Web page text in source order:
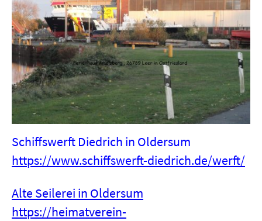
Schiffswerft Diedrich in Oldersum
https://www.schiffswerft-diedrich.de/werft/
Alte Seilerei in Oldersum
https://heimatverein-